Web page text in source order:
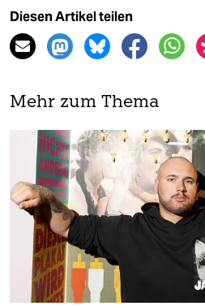
Diesen Artikel teilen
Mehr zum Thema